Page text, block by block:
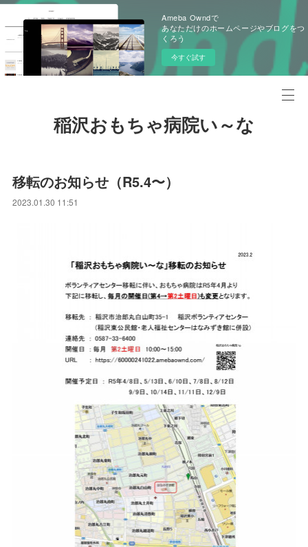
Ameba Owndで
あなただけのホームページやブログをつ
くろう
今すぐ試す
稲沢おもちゃ病院い～な
移転のお知らせ（R5.4〜）
2023.01.30 11:51